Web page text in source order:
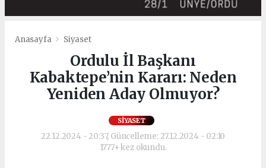
Anasayfa Siyaset
Ordulu İl Başkanı
Kabaktepe’nin Kararı: Neden
Yeniden Aday Olmuyor?
SIYASET
22.12.2024 - 20:37, Güncelleme: 27.12.2024 - 02:10
1777+ kez okundu.